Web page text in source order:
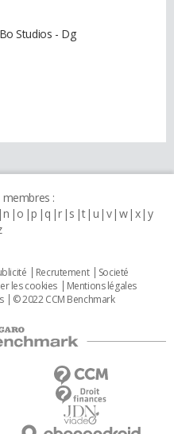
Studios - Dg
:
n o p q r s t u v w x y
Recrutement
Societé
les cookies
Mentions légales
© 2022 CCM Benchmark